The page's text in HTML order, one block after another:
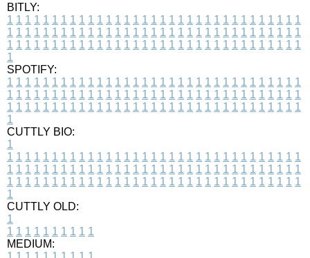
BITLY:
1 1 1 1 1 1 1 1 1 1 1 1 1 1 1 1 1 1 1 1 1 1 1 1 1 1 1 1 1 1 1 1 1
1 1 1 1 1 1 1 1 1 1 1 1 1 1 1 1 1 1 1 1 1 1 1 1 1 1 1 1 1 1 1 1 1
1 1 1 1 1 1 1 1 1 1 1 1 1 1 1 1 1 1 1 1 1 1 1 1 1 1 1 1 1 1 1 1 1
1
SPOTIFY:
1 1 1 1 1 1 1 1 1 1 1 1 1 1 1 1 1 1 1 1 1 1 1 1 1 1 1 1 1 1 1 1 1
1 1 1 1 1 1 1 1 1 1 1 1 1 1 1 1 1 1 1 1 1 1 1 1 1 1 1 1 1 1 1 1 1
1 1 1 1 1 1 1 1 1 1 1 1 1 1 1 1 1 1 1 1 1 1 1 1 1 1 1 1 1 1 1 1 1
1
CUTTLY BIO:
1
1 1 1 1 1 1 1 1 1 1 1 1 1 1 1 1 1 1 1 1 1 1 1 1 1 1 1 1 1 1 1 1 1
1 1 1 1 1 1 1 1 1 1 1 1 1 1 1 1 1 1 1 1 1 1 1 1 1 1 1 1 1 1 1 1 1
1 1 1 1 1 1 1 1 1 1 1 1 1 1 1 1 1 1 1 1 1 1 1 1 1 1 1 1 1 1 1 1 1
1
CUTTLY OLD:
1
1 1 1 1 1 1 1 1 1 1
MEDIUM: